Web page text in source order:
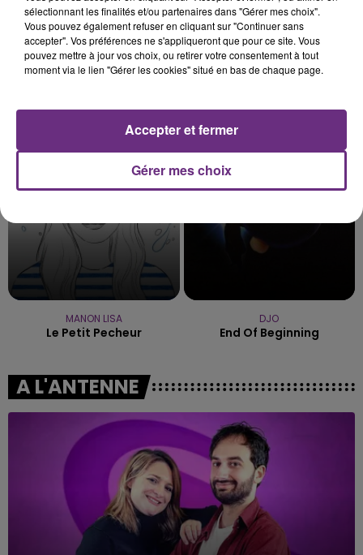
Me
6h40
6h40
MANON LISA
Le Petit Pecheur
6h38
6h38
DJO
End Of Beginning
A L'ANTENNE
sélectionnant les finalités et/ou partenaires dans "Gérer mes choix".
Vous pouvez également refuser en cliquant sur "Continuer sans
accepter". Vos préférences ne s'appliqueront que pour ce site. Vous
pouvez mettre à jour vos choix, ou retirer votre consentement à tout
moment via le lien "Gérer les cookies" situé en bas de chaque page.
Gérer mes choix
Accepter et fermer